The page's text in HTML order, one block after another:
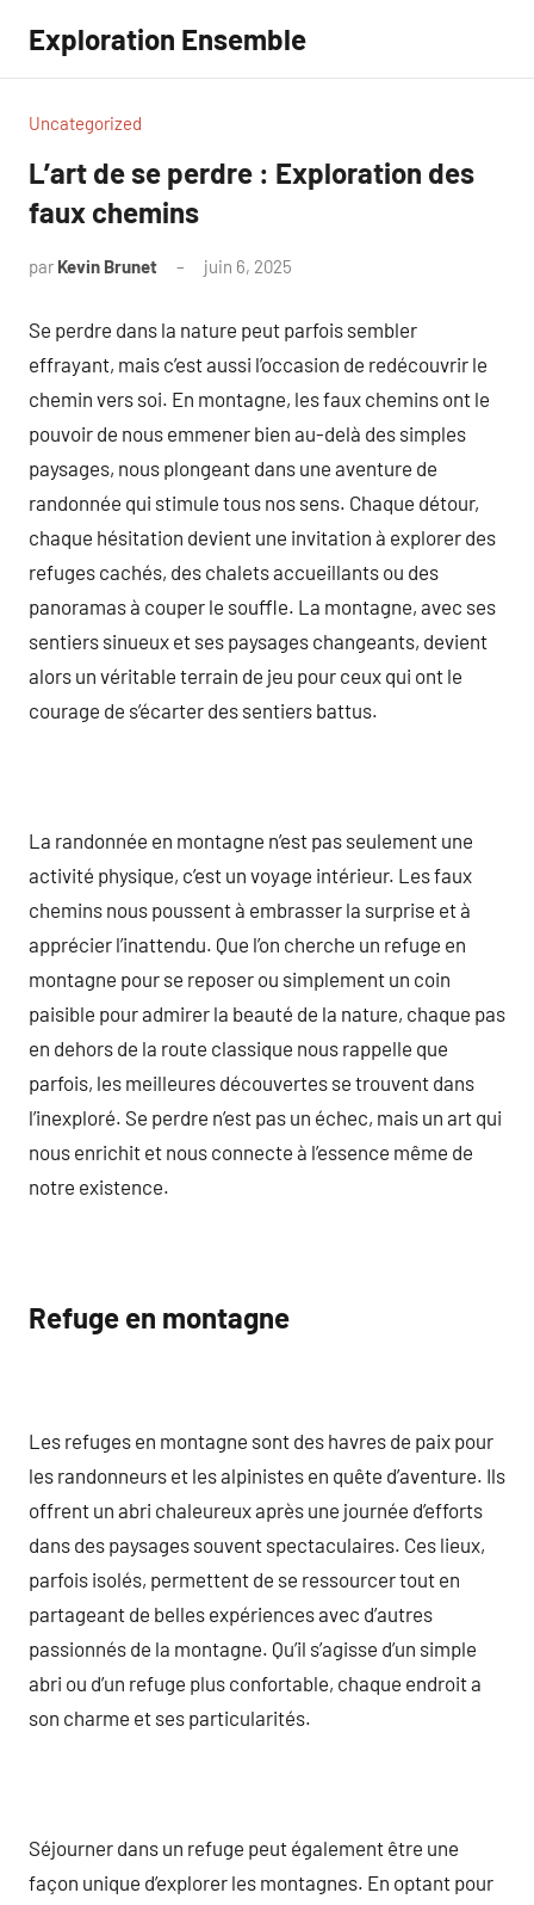
contenu
Exploration Ensemble
Uncategorized
L’art de se perdre : Exploration des
faux chemins
par Kevin Brunet juin 6, 2025
Se perdre dans la nature peut parfois sembler
effrayant, mais c’est aussi l’occasion de redécouvrir le
chemin vers soi. En montagne, les faux chemins ont le
pouvoir de nous emmener bien au-delà des simples
paysages, nous plongeant dans une aventure de
randonnée qui stimule tous nos sens. Chaque détour,
chaque hésitation devient une invitation à explorer des
refuges cachés, des chalets accueillants ou des
panoramas à couper le souffle. La montagne, avec ses
sentiers sinueux et ses paysages changeants, devient
alors un véritable terrain de jeu pour ceux qui ont le
courage de s’écarter des sentiers battus.
La randonnée en montagne n’est pas seulement une
activité physique, c’est un voyage intérieur. Les faux
chemins nous poussent à embrasser la surprise et à
apprécier l’inattendu. Que l’on cherche un refuge en
montagne pour se reposer ou simplement un coin
paisible pour admirer la beauté de la nature, chaque pas
en dehors de la route classique nous rappelle que
parfois, les meilleures découvertes se trouvent dans
l’inexploré. Se perdre n’est pas un échec, mais un art qui
nous enrichit et nous connecte à l’essence même de
notre existence.
Refuge en montagne
Les refuges en montagne sont des havres de paix pour
les randonneurs et les alpinistes en quête d’aventure. Ils
offrent un abri chaleureux après une journée d’efforts
dans des paysages souvent spectaculaires. Ces lieux,
parfois isolés, permettent de se ressourcer tout en
partageant de belles expériences avec d’autres
passionnés de la montagne. Qu’il s’agisse d’un simple
abri ou d’un refuge plus confortable, chaque endroit a
son charme et ses particularités.
Séjourner dans un refuge peut également être une
façon unique d’explorer les montagnes. En optant pour